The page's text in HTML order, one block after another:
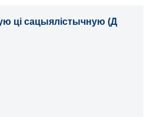
ці сацыялістычную (Д